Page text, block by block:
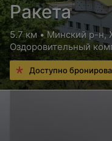
Ракета
5.7 км • Минский р-н,
Оздоровительный
Доступно